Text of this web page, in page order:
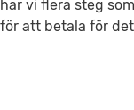
har vi flera steg
för att betala för